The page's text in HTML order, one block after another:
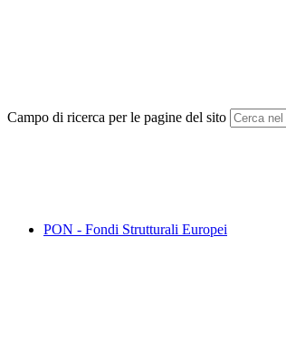
Campo di ricerca per le pagine del sito
PON - Fondi Strutturali Europei